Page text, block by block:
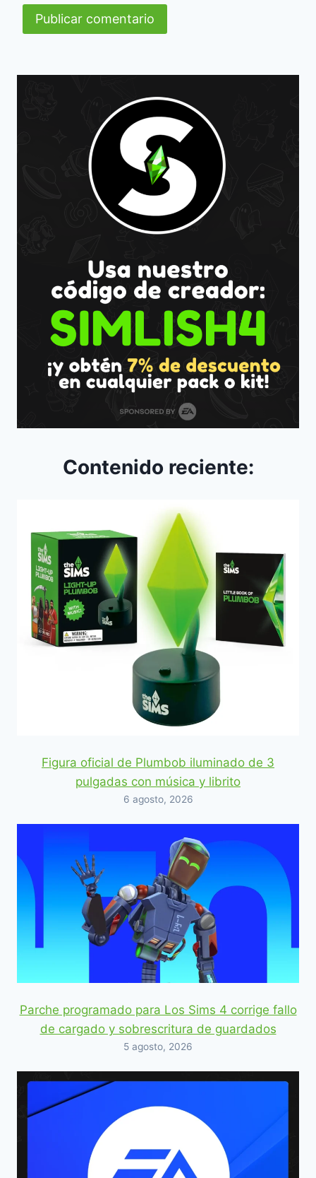
Contenido reciente:
Figura oficial de Plumbob iluminado de 3
pulgadas con música y librito
6 agosto, 2026
Parche programado para Los Sims 4 corrige fallo
de cargado y sobrescritura de guardados
5 agosto, 2026